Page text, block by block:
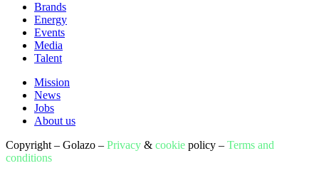
Brands
Energy
Events
Media
Talent
Mission
News
Jobs
About us
Copyright – Golazo – Privacy & cookie policy – Terms and
conditions